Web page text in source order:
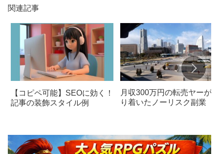
関連記事
【コピペ可能】SEOに効く！
記事の装飾スタイル例
月収300万円の転売ヤーが辿
り着いたノーリスク副業